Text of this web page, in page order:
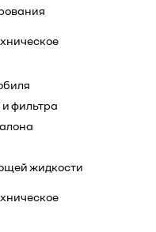
фильтра
жидкости